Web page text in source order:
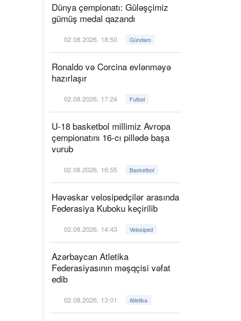
Dünya çempionatı: Güləşçimiz
gümüş medal qazandı
02.08.2026, 18:50 Gündəm
Ronaldo və Corcina evlənməyə
hazırlaşır
02.08.2026, 17:24 Futbol
U-18 basketbol millimiz Avropa
çempionatını 16-cı pillədə başa
vurub
02.08.2026, 16:55 Basketbol
Həvəskar velosipedçilər arasında
Federasiya Kuboku keçirilib
02.08.2026, 14:43 Velosiped
Azərbaycan Atletika
Federasiyasının məşqçisi vəfat
edib
02.08.2026, 13:01 Atletika